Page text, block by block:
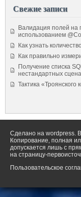
Свежие записи
Валидация полей на
использованием
Как узнать
Как правильно
Получение списка
нестандартных
Тактика «Троянского
Сделано на wordpress. В
Копирование, полная
допускается лишь с
на страницу-
Пользовательское